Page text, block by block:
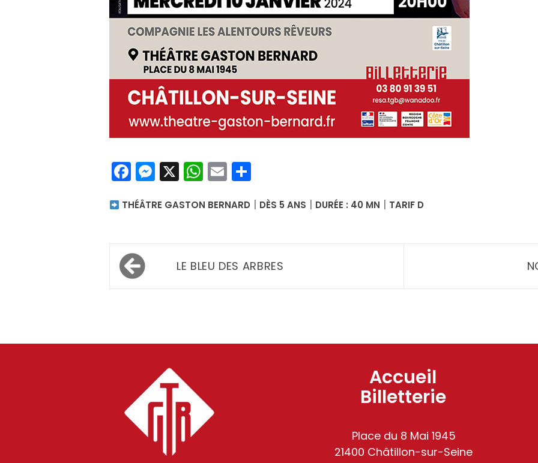
Facebook
Messenger
X WhatsApp
Email
THÉÂTRE GASTON BERNARD | DÈS 5 ANS | DURÉE : 40 MN | TARIF D
Navigation
de
LE BLEU DES ARBRES
Accueil
Billetterie
Place du 8 Mai 1945
21400 Châtillon-sur-Seine